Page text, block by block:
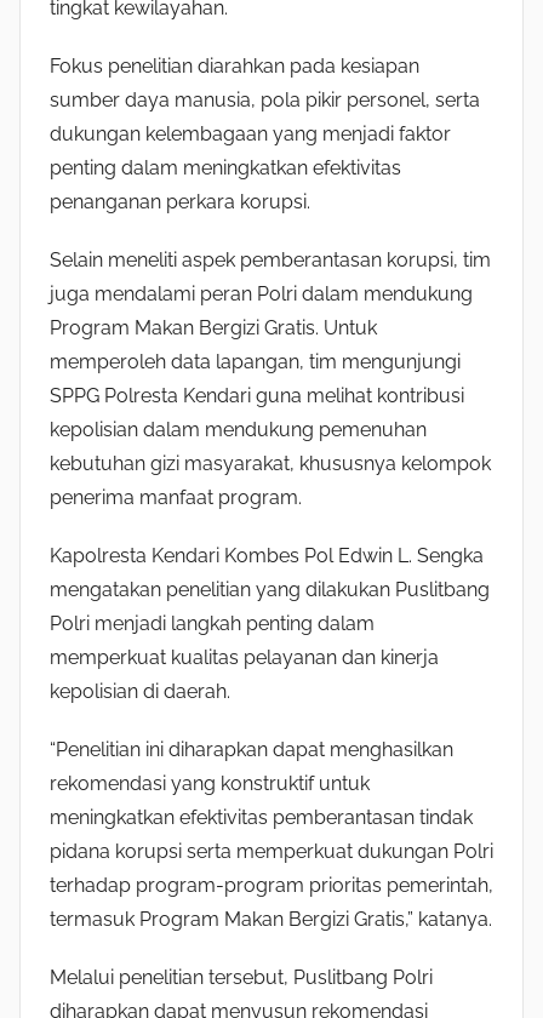
tingkat kewilayahan.
Fokus penelitian diarahkan pada kesiapan
sumber daya manusia, pola pikir personel, serta
dukungan kelembagaan yang menjadi faktor
penting dalam meningkatkan efektivitas
penanganan perkara korupsi.
Selain meneliti aspek pemberantasan korupsi, tim
juga mendalami peran Polri dalam mendukung
Program Makan Bergizi Gratis. Untuk
memperoleh data lapangan, tim mengunjungi
SPPG Polresta Kendari guna melihat kontribusi
kepolisian dalam mendukung pemenuhan
kebutuhan gizi masyarakat, khususnya kelompok
penerima manfaat program.
Kapolresta Kendari Kombes Pol Edwin L. Sengka
mengatakan penelitian yang dilakukan Puslitbang
Polri menjadi langkah penting dalam
memperkuat kualitas pelayanan dan kinerja
kepolisian di daerah.
“Penelitian ini diharapkan dapat menghasilkan
rekomendasi yang konstruktif untuk
meningkatkan efektivitas pemberantasan tindak
pidana korupsi serta memperkuat dukungan Polri
terhadap program-program prioritas pemerintah,
termasuk Program Makan Bergizi Gratis,” katanya.
Melalui penelitian tersebut, Puslitbang Polri
diharapkan dapat menyusun rekomendasi